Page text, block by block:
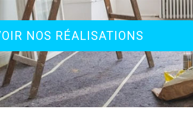
NOS RÉALISATIONS